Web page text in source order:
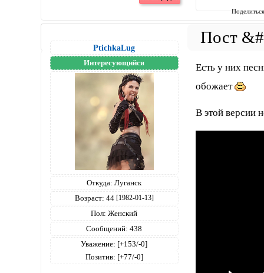
PtichkaLug
Интересующийся
Откуда: Луганск
Возраст: 44 [1982-01-13]
Пол: Женский
Сообщений: 438
Уважение: [+153/-0]
Позитив: [+77/-0]
Есть у них
обожает
В этой версии